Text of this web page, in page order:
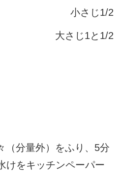
小さじ1/2
大さじ1と1/2
分量外）をふり、5分
けをキッチンペーパー